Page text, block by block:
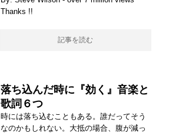
Thanks !!
記事を読む
落ち込んだ時に『効く』音楽と
歌詞６つ
時には落ち込むこともある。誰だってそう
なのかもしれない。大抵の場合、腹が減っ